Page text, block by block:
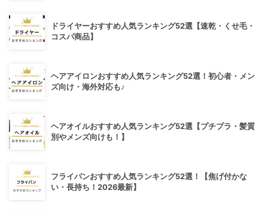
ドライヤーおすすめ人気ランキング52選【速乾・くせ毛・
コスパ商品】
ヘアアイロンおすすめ人気ランキング52選！初心者・メン
ズ向け・海外対応も♪
ヘアオイルおすすめ人気ランキング52選【プチプラ・髪質
別やメンズ向けも！】
フライパンおすすめ人気ランキング52選！【焦げ付かな
い・長持ち！2026最新】